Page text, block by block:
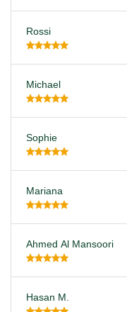
Rossi
Michael
Sophie
Mariana
Ahmed Al Mansoori
Hasan M.